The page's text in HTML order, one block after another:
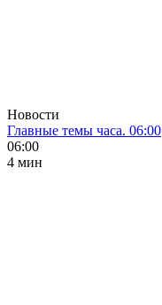
Новости
Главные темы часа. 06:00
06:00
4 мин